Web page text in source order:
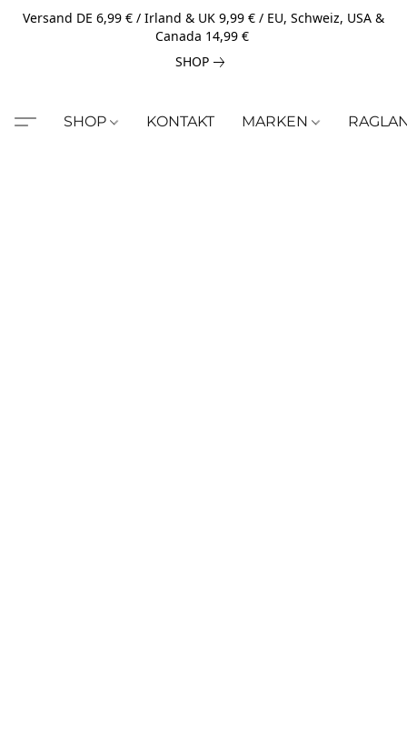
Versand DE 6,99 € / Irland & UK 9,99 € / EU, Schweiz, USA &
Canada 14,99 €
SHOP
SHOP KONTAKT MARKEN